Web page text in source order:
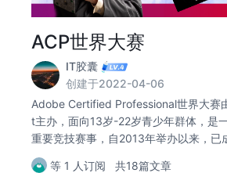
ACP世界大赛
IT胶囊
创建于2022-04-06
Adobe Certified Professional世界大赛
t主办，面向13岁-22岁青少年群体，是
重要竞技赛事，自2013年举办以来，已
ACP世界大赛吸引超过70个国家30余万
等 1 人订阅 共18篇文章